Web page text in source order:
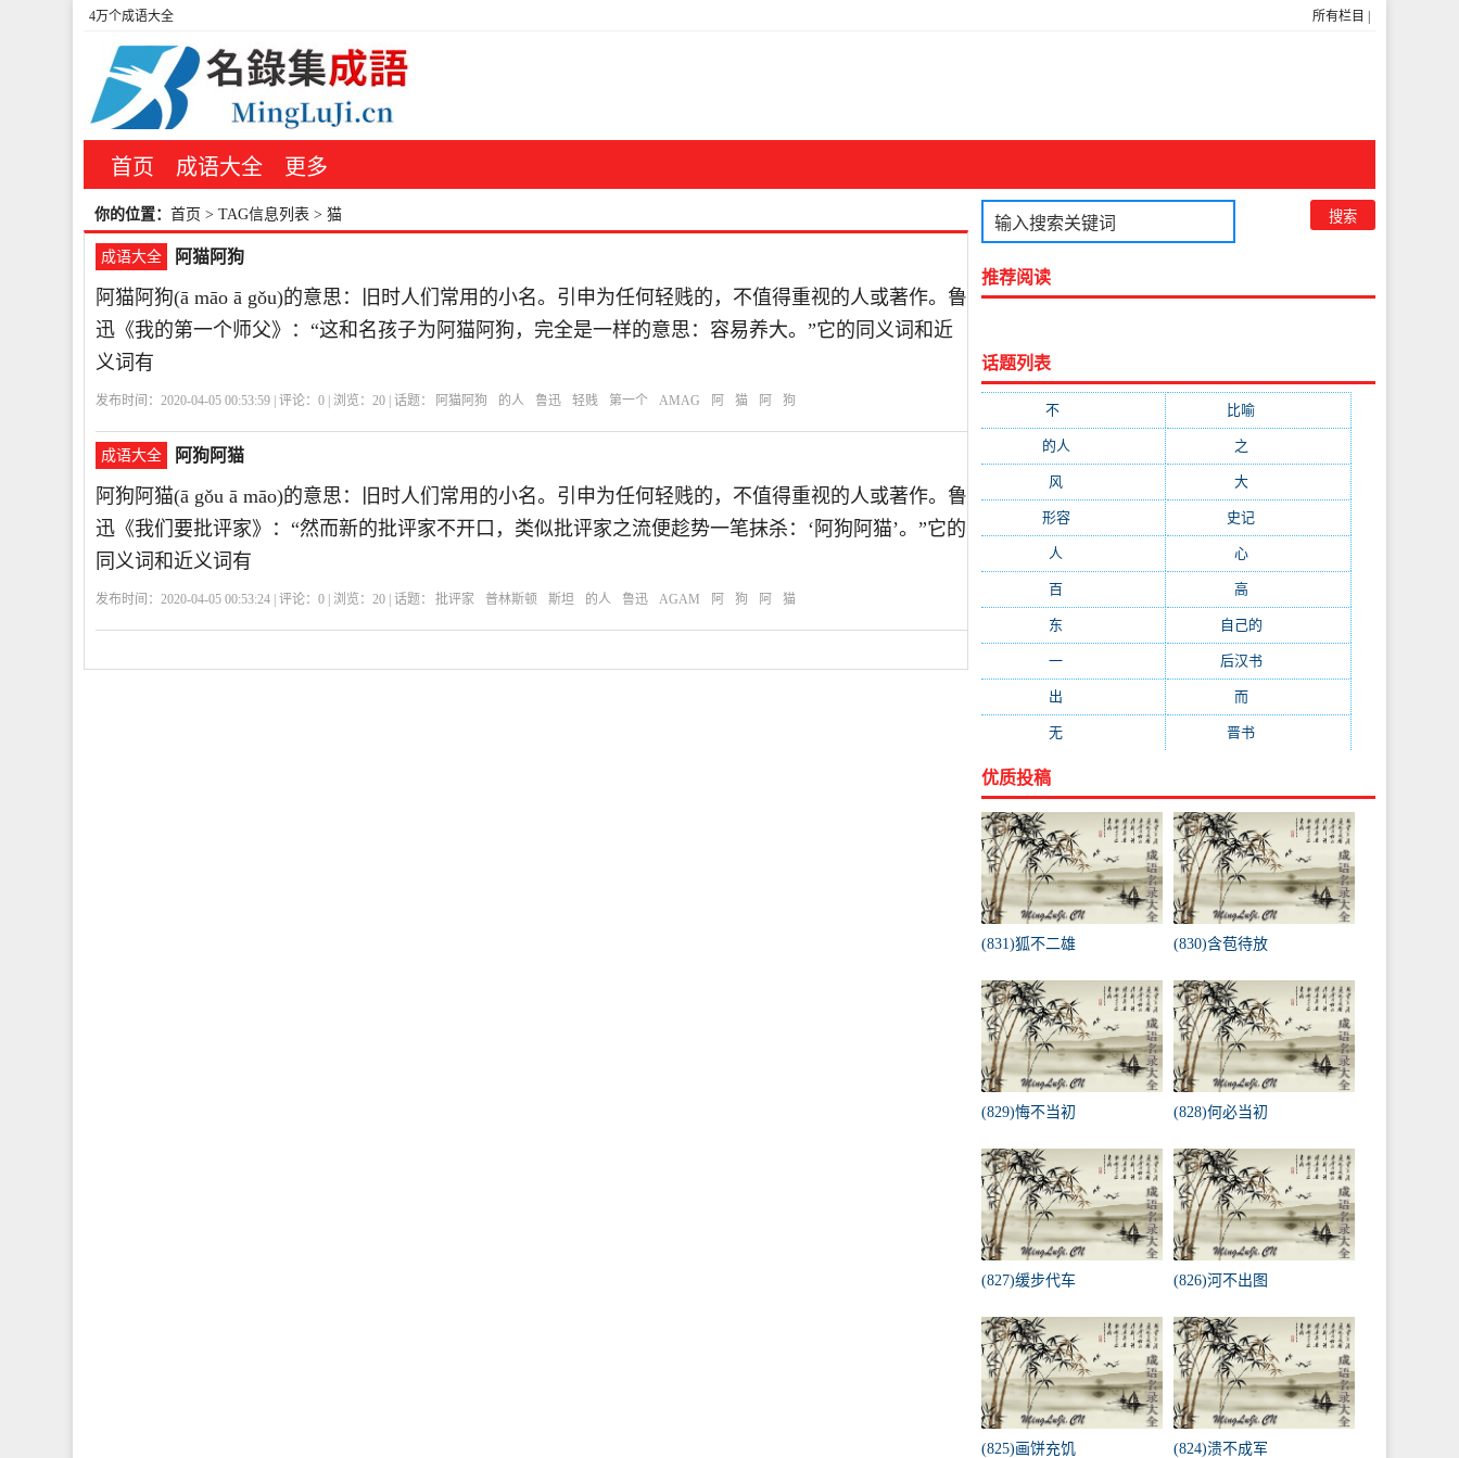
所有栏目
4万个成语大全
首页 成语大全 更多
你的位置： 首页 > TAG信息列表 > 猫
成语大全 阿猫阿狗
阿猫阿狗(ā māo ā gǒu)的意思：旧时人们常用的小名。引申为任何轻贱的，不值得重视的人或著作。鲁
迅《我的第一个师父》：“这和名孩子为阿猫阿狗，完全是一样的意思：容易养大。”它的同义词和近
义词有
发布时间：2020-04-05 00:53:59 | 评论： 0 | 浏览： 20 | 话题： 阿猫阿狗 的人 鲁迅 轻贱 第一个 AMAG 阿 猫 阿 狗
成语大全 阿狗阿猫
阿狗阿猫(ā gǒu ā māo)的意思：旧时人们常用的小名。引申为任何轻贱的，不值得重视的人或著作。鲁
迅《我们要批评家》：“然而新的批评家不开口，类似批评家之流便趁势一笔抹杀：‘阿狗阿猫’。”它的
同义词和近义词有
发布时间：2020-04-05 00:53:24 | 评论： 0 | 浏览： 20 | 话题： 批评家 普林斯顿 斯坦 的人 鲁迅 AGAM 阿 狗 阿 猫
推荐阅读
话题列表
不(1048) 比喻
的人 之
风 大(292)
形容(281) 史记
人 心(200)
百 高(190)
东 自己的
一 后汉书(177)
出 而(164)
无 晋书
优质投稿
(831)狐不二雄 (830)含苞待放
(829)悔不当初 (828)何必当初
(827)缓步代车 (826)河不出图
(825)画饼充饥 (824)溃不成军